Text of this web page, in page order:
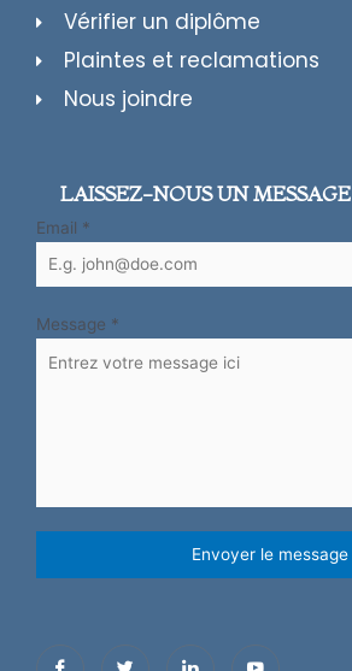
Vérifier un diplôme
Plaintes et reclamations
Nous joindre
LAISSEZ-NOUS UN MESSAGE
Email *
Message *
Envoyer le message